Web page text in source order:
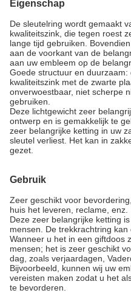
Eigenschap
De sleutelring wordt gemaakt
kwaliteitszink, die tegen roest
lange tijd gebruiken.
aan de voorkant van de
aan uw embleem op de
Goede structuur en
kwaliteitszink met de zwarte
onverwoestbaar, niet scherpe
gebruiken.
Deze lichtgewicht zeer
ontwerp en is gemakkelijk te
zeer belangrijke ketting in uw
sleutel verliest. Het kan in
gezet.
Gebruik
Zeer geschikt voor
huis het leveren, reclame, enz.
Deze zeer belangrijke ketting
mensen. De trekkrachtring
Wanneer u het in een giftdoos
mensen; het is zeer geschikt
dag, zoals verjaardagen,
Bijvoorbeeld, kunnen wij uw
vereisten maken zodat u het
te bevorderen.